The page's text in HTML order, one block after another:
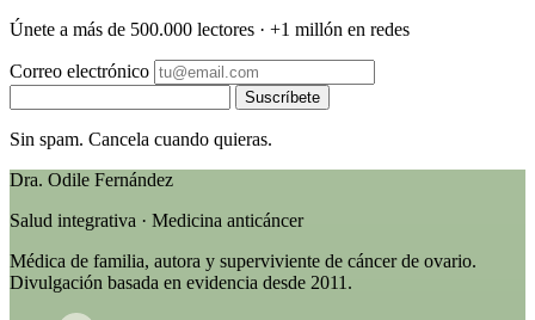
Únete a más de 500.000 lectores · +1 millón en redes
Correo electrónico
Suscríbete
Sin spam. Cancela cuando quieras.
Dra. Odile Fernández
Salud integrativa · Medicina anticáncer
Médica de familia, autora y superviviente de cáncer de ovario.
Divulgación basada en evidencia desde 2011.